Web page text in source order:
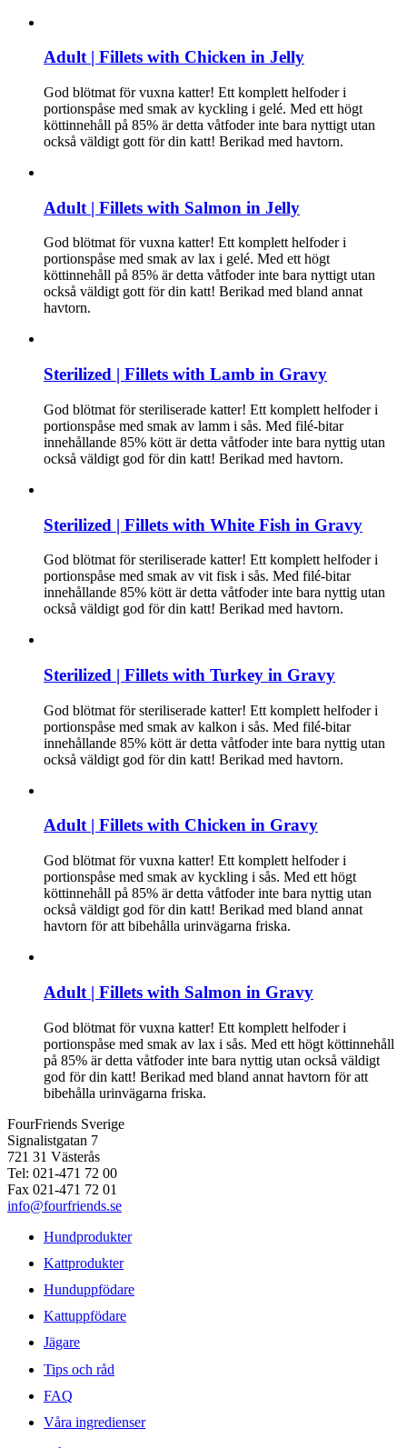
Adult | Fillets with Chicken in Jelly
God blötmat för vuxna katter! Ett komplett helfoder i
portionspåse med smak av kyckling i gelé. Med ett högt
köttinnehåll på 85% är detta våtfoder inte bara nyttigt utan
också väldigt gott för din katt! Berikad med havtorn.
Adult | Fillets with Salmon in Jelly
God blötmat för vuxna katter! Ett komplett helfoder i
portionspåse med smak av lax i gelé. Med ett högt
köttinnehåll på 85% är detta våtfoder inte bara nyttigt utan
också väldigt gott för din katt! Berikad med bland annat
havtorn.
Sterilized | Fillets with Lamb in Gravy
God blötmat för steriliserade katter! Ett komplett helfoder i
portionspåse med smak av lamm i sås. Med filé-bitar
innehållande 85% kött är detta våtfoder inte bara nyttig utan
också väldigt god för din katt! Berikad med havtorn.
Sterilized | Fillets with White Fish in Gravy
God blötmat för steriliserade katter! Ett komplett helfoder i
portionspåse med smak av vit fisk i sås. Med filé-bitar
innehållande 85% kött är detta våtfoder inte bara nyttig utan
också väldigt god för din katt! Berikad med havtorn.
Sterilized | Fillets with Turkey in Gravy
God blötmat för steriliserade katter! Ett komplett helfoder i
portionspåse med smak av kalkon i sås. Med filé-bitar
innehållande 85% kött är detta våtfoder inte bara nyttig utan
också väldigt god för din katt! Berikad med havtorn.
Adult | Fillets with Chicken in Gravy
God blötmat för vuxna katter! Ett komplett helfoder i
portionspåse med smak av kyckling i sås. Med ett högt
köttinnehåll på 85% är detta våtfoder inte bara nyttig utan
också väldigt god för din katt! Berikad med bland annat
havtorn för att bibehålla urinvägarna friska.
Adult | Fillets with Salmon in Gravy
God blötmat för vuxna katter! Ett komplett helfoder i
portionspåse med smak av lax i sås. Med ett högt köttinnehåll
på 85% är detta våtfoder inte bara nyttig utan också väldigt
god för din katt! Berikad med bland annat havtorn för att
bibehålla urinvägarna friska.
FourFriends Sverige
Signalistgatan 7
721 31 Västerås
Tel: 021-471 72 00
Fax 021-471 72 01
info@fourfriends.se
Hundprodukter
Kattprodukter
Hunduppfödare
Kattuppfödare
Jägare
Tips och råd
FAQ
Våra ingredienser